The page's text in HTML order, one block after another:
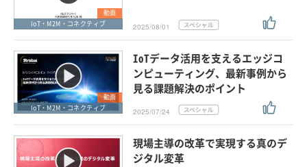
動画
IoT・M2M・コネクティブ
2025/08/01
動画
IoT・M2M・コネクティブ
IoTデータ活用を支えるエッジコ
ンピューティング、最新事例から
見る課題解決のポイント
2025/07/24
現場主導の改革で実現する真のデ
ジタル変革